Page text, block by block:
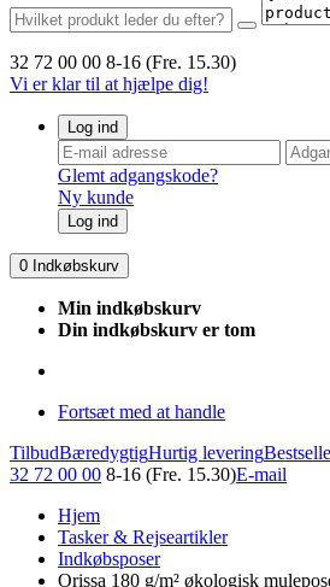
32 72 00 00 8-16 (Fre. 15.30)
Vi er klar til at hjælpe dig!
Log ind
Glemt adgangskode?
Ny kunde
Log ind
0 Indkøbskurv
Min indkøbskurv
Din indkøbskurv er tom
Fortsæt med at handle
TilbudBæredygtigHurtig levering
32 72 00 00 8-16 (Fre. 15.30)E-mail
Hjem
Tasker & Rejseartikler
Indkøbsposer
Orissa 180 g/m² økologisk